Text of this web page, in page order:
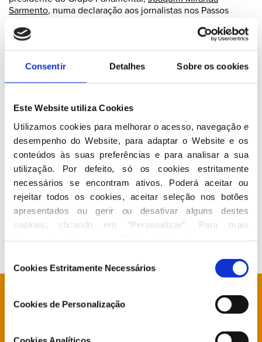
Consentir Detalhes Sobre os cookies
Este Website utiliza Cookies
Utilizamos cookies para melhorar o acesso, navegação e
desempenho do Website, para adaptar o Website e os
conteúdos às suas preferências e para analisar a sua
utilização. Por defeito, só os cookies estritamente
necessários se encontram ativos. Poderá aceitar ou
rejeitar todos os cookies, aceitar seleção nos botões
apresentados ou gerir ou desativar alguns destes
cookies, clicando em “Personalizar”. Para mais
deCookies Estritamente Necessários
Cookies de Personalização
Sarmento, numa declaração aos jornalistas nos Passos
“O primeiro-ministro demorou 60 dias a responder às
e serena, analisar o texto do primeiro-ministro e equacionar
se não devemos repetir novamente algumas questões e
Miranda Sarmento, na sequência das respostas do primeiro-
mês de novembro.
Após a avaliação das respostas do primeiro-ministro dadas
ao PSD, o líder parlamentar social-democrata considerou
ainda que “o senhor primeiro-ministro confirma que, de
facto, interferiu junto do Banco de Portugal, quer
relativamente à engenheira Isabel dos Santos, quer no
processo de resolução e venda do Banif”.
Está à procura de algo específico?